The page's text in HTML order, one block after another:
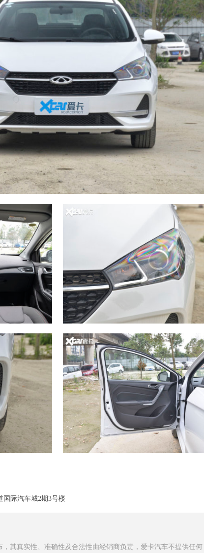
国际汽车城2期3号楼
，其真实性、准确性及合法性由经销商负责，爱卡汽车不提供任何